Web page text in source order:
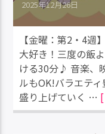
2025年12月26日
【金曜：第2・4週
大好き！三度の飯
ける30分♪ 音楽、
ルもOK!バラエテ
盛り上げていく …